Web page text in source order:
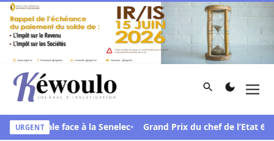
Aller au contenu
Kéwoulo, le premier site d'information et d'investigation
Rechercher
URGENTface à la Senelec Grand Prix du chef de l’Etat 61e